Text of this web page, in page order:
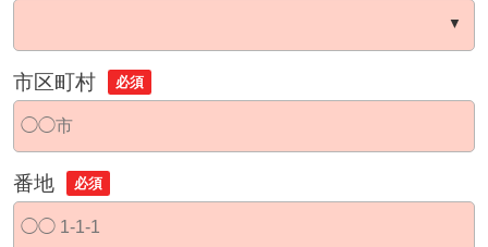
市区町村 必須
番地 必須